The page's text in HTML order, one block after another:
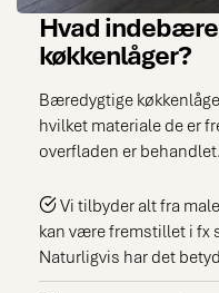
Hvad
køkkenlåger?
Bæredygtige
hvilket materiale de er
overfladen er behandlet.
Vi tilbyder alt fra
kan være fremstillet i fx
Naturligvis har det